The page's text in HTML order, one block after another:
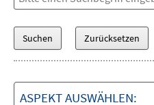
ASPEKT AUSWÄHLEN: